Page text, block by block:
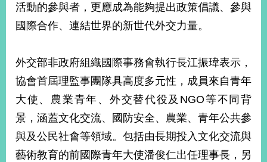
府
訊
公
開
民
服
活動的參與者，更應成為能夠提出政策倡議、參與
國際合作、連結世界的新世代外交力量。
外交部非政府組織國際事務會執行長江振瑋表示，
協會首屆理監事團隊具高度多元性，成員來自青年
大使、農業青年、外交替代役及NGO等不同背
景，涵蓋文化交流、國防安全、農業、青年公共參
與及公民社會等領域。包括由長期投入文化交流與
藝術教育的前國際青年大使潘俊仁出任理事長，另